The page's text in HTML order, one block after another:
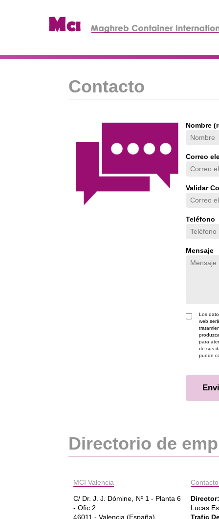
Contacto
Nombre
Correo
Validar
Teléfono
Mensaje
Los
web
para
de sus
puede
Directorio de
MCI Valencia
C/ Dr. J. J. Dómine, Nº 1 - Planta 6
- Ofic.2
46011 - Valencia (España)
Director:
Lucas
Trafic